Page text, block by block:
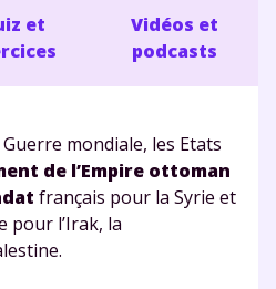
et
Vidéos et
podcasts
mondiale, les Etats
de l’Empire ottoman
français pour la Syrie et
pour l’Irak, la